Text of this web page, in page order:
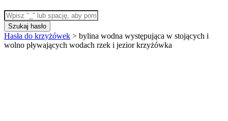
Szukaj hasło
Hasła do krzyżówek > bylina wodna występująca w stojących i
wolno pływających wodach rzek i jezior krzyżówka